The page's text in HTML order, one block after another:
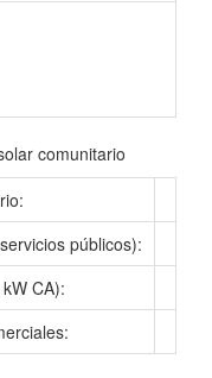
comunitario
públicos):
CA):